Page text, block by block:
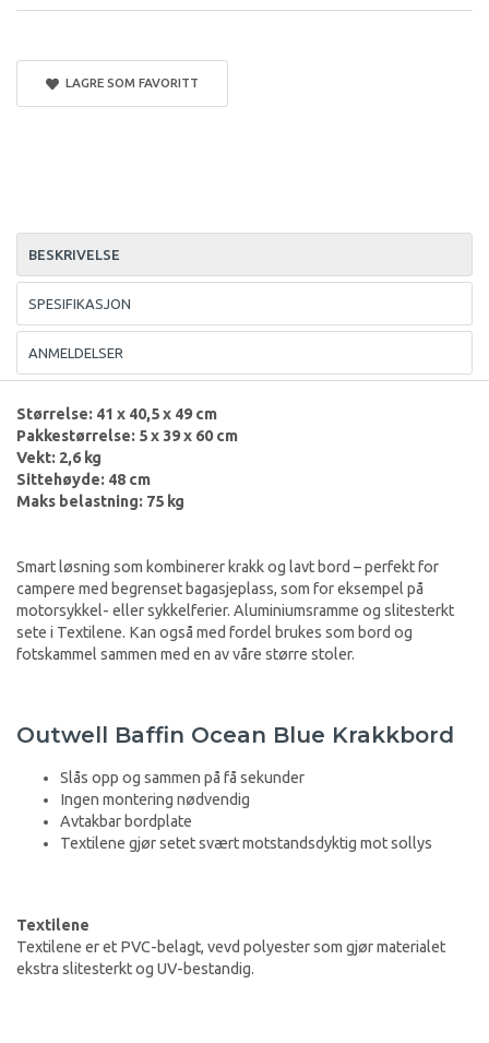
LAGRE SOM FAVORITT
BESKRIVELSE
SPESIFIKASJON
ANMELDELSER
Størrelse: 41 x 40,5 x 49 cm
Pakkestørrelse: 5 x 39 x 60 cm
Vekt: 2,6 kg
Sittehøyde: 48 cm
Maks belastning: 75 kg
Smart løsning som kombinerer krakk og lavt bord – perfekt for
campere med begrenset bagasjeplass, som for eksempel på
motorsykkel- eller sykkelferier. Aluminiumsramme og slitesterkt
sete i Textilene. Kan også med fordel brukes som bord og
fotskammel sammen med en av våre større stoler.
Outwell Baffin Ocean Blue Krakkbord
Slås opp og sammen på få sekunder
Ingen montering nødvendig
Avtakbar bordplate
Textilene gjør setet svært motstandsdyktig mot sollys
Textilene
Textilene er et PVC-belagt, vevd polyester som gjør materialet
ekstra slitesterkt og UV-bestandig.